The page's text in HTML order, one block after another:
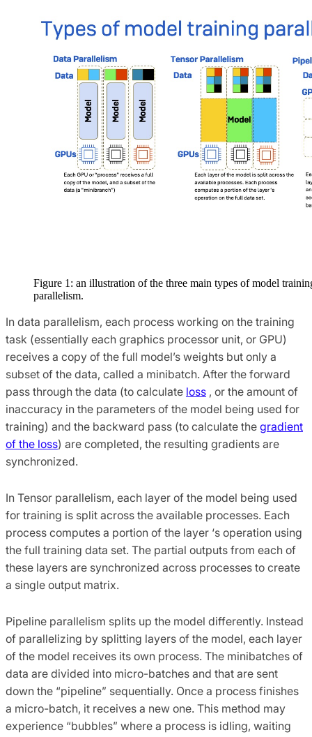
Figure 1: an illustration of the three main types of model
parallelism.
In data parallelism, each process working on the training
task (essentially each graphics processor unit, or GPU)
receives a copy of the full model’s weights but only a
subset of the data, called a minibatch. After the forward
pass through the data (to calculate loss , or the amount of
inaccuracy in the parameters of the model being used for
training) and the backward pass (to calculate the gradient
of the loss) are completed, the resulting gradients are
synchronized.
In Tensor parallelism, each layer of the model being used
for training is split across the available processes. Each
process computes a portion of the layer ‘s operation using
the full training data set. The partial outputs from each of
these layers are synchronized across processes to create
a single output matrix.
Pipeline parallelism splits up the model differently. Instead
of parallelizing by splitting layers of the model, each layer
of the model receives its own process. The minibatches of
data are divided into micro-batches and that are sent
down the “pipeline” sequentially. Once a process finishes
a micro-batch, it receives a new one. This method may
experience “bubbles” where a process is idling, waiting